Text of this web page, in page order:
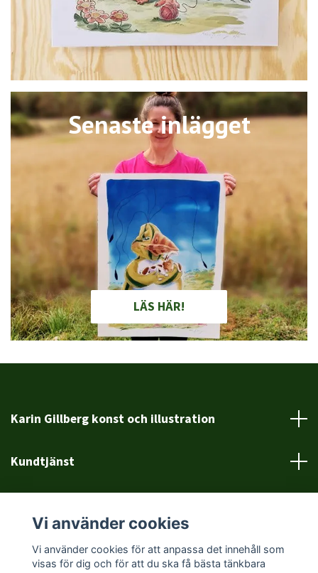
Senaste inlägget
LÄS HÄR!
Karin Gillberg konst och illustration
Kundtjänst
Sociala medier
Vi använder cookies
Vi använder cookies för att anpassa det innehåll som
visas för dig och för att du ska få bästa tänkbara